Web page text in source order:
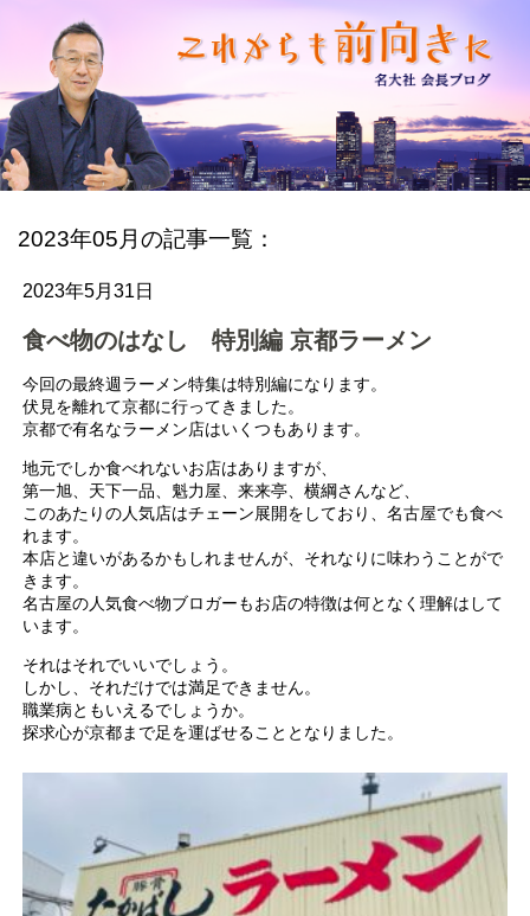
2023年05月の記事一覧：
2023年5月31日
食べ物のはなし 特別編 京都ラーメン
今回の最終週ラーメン特集は特別編になります。
伏見を離れて京都に行ってきました。
京都で有名なラーメン店はいくつもあります。
地元でしか食べれないお店はありますが、
第一旭、天下一品、魁力屋、来来亭、横綱さんなど、
このあたりの人気店はチェーン展開をしており、名古屋でも食べ
れます。
本店と違いがあるかもしれませんが、それなりに味わうことがで
きます。
名古屋の人気食べ物ブロガーもお店の特徴は何となく理解はして
います。
それはそれでいいでしょう。
しかし、それだけでは満足できません。
職業病ともいえるでしょうか。
探求心が京都まで足を運ばせることとなりました。